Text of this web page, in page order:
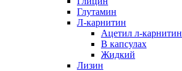
Глутамин
Л-карнитин
Ацетил л-карнитин
В капсулах
Жидкий
Лизин